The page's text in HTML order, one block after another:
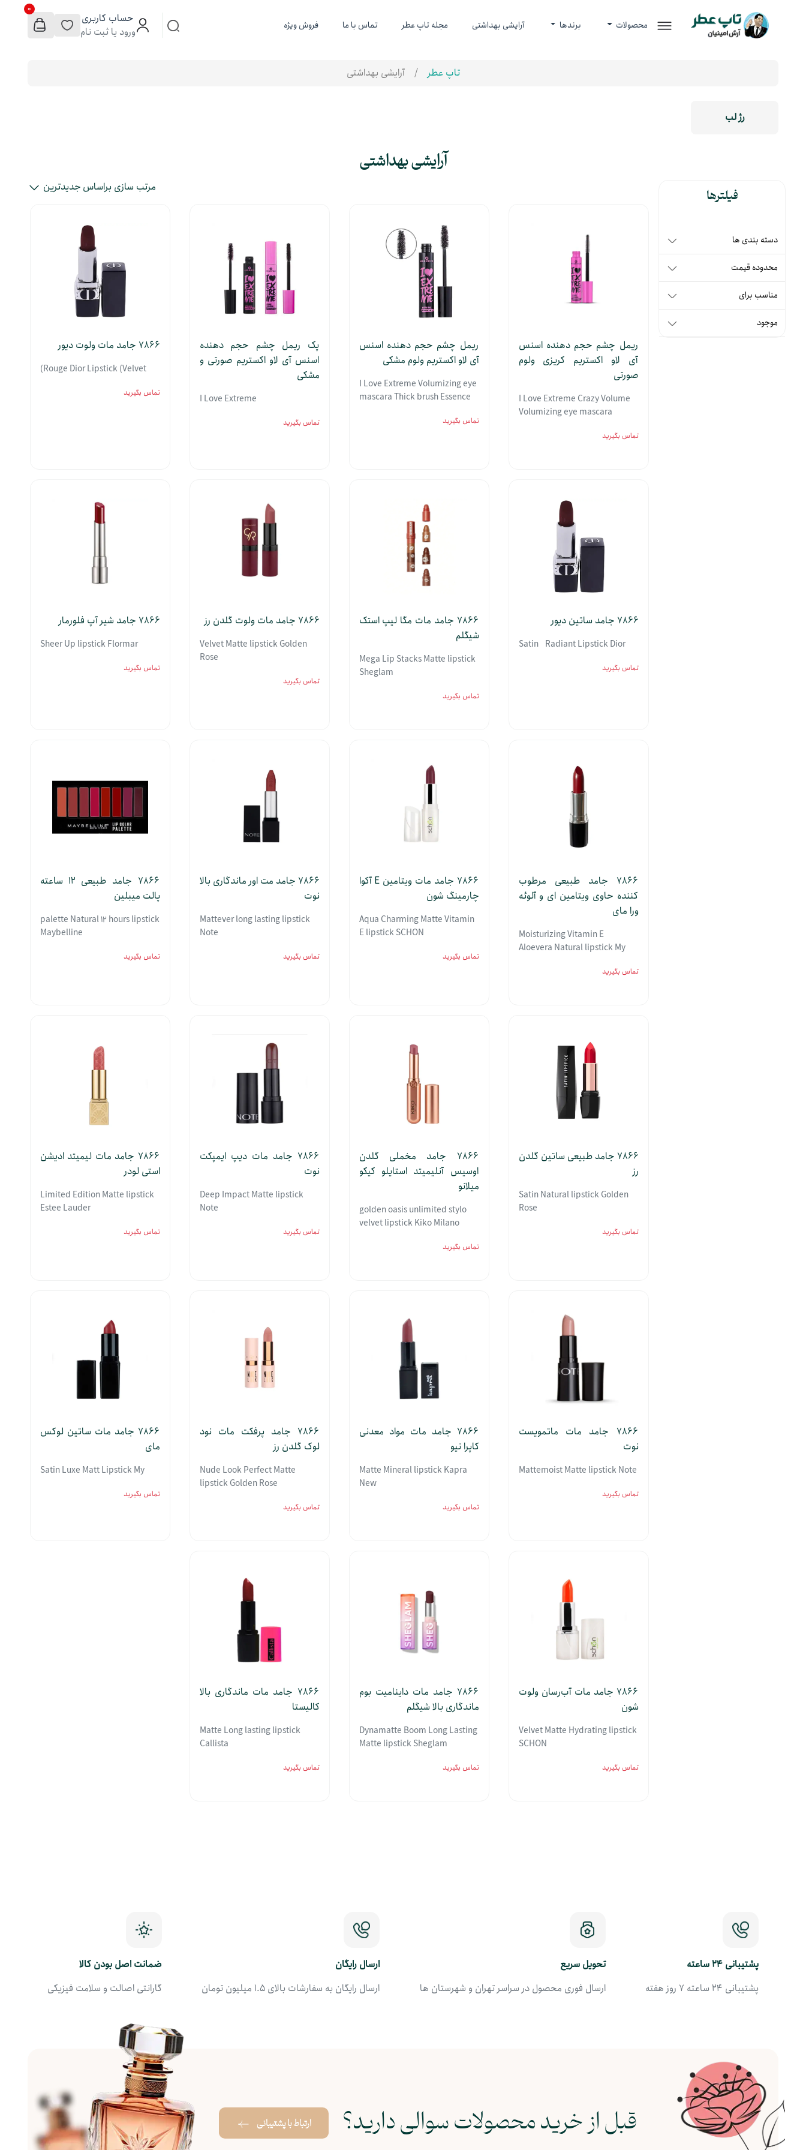
محصولات برندها آرایشی بهداشتی مجله تاپ عطر تماس با ما فروش ویژه
حساب کاربری
ورود یا ثبت نام
0
تاپ عطر آرایشی بهداشتی
رژ لب
آرایشی بهداشتی
فیلترها
دسته بندی ها
محدوده قیمت
مناسب برای
موجود
مرتب سازی براساس جدیدترین
ریمل چشم حجم دهنده اسنس
آی لاو اکستریم کریزی ولوم
صورتی
I Love Extreme Crazy Volume
Volumizing eye mascara
تماس بگیرید
ریمل چشم حجم دهنده اسنس
آی لاو اکستریم ولوم مشکی
I Love Extreme Volumizing eye
mascara Thick brush Essence
تماس بگیرید
پک ریمل چشم حجم دهنده
اسنس آی لاو اکستریم صورتی و
مشکی
I Love Extreme
تماس بگیرید
7866 جامد مات ولوت دیور
Rouge Dior Lipstick (Velvet)
تماس بگیرید
7866 جامد ساتین دیور
Satiné Radiant Lipstick Dior
تماس بگیرید
7866 جامد مات مگا لیپ استک
شیگلم
Mega Lip Stacks Matte lipstick
Sheglam
تماس بگیرید
7866 جامد مات ولوت گلدن رز
Velvet Matte lipstick Golden
Rose
تماس بگیرید
7866 جامد شیر آپ فلورمار
Sheer Up lipstick Flormar
تماس بگیرید
7866 جامد طبیعی مرطوب
کننده حاوی ویتامین ای و آلوئه
ورا مای
Moisturizing Vitamin E
Aloevera Natural lipstick My
تماس بگیرید
7866 جامد مات ویتامین E آکوا
چارمینگ شون
Aqua Charming Matte Vitamin
E lipstick SCHON
تماس بگیرید
7866 جامد مت اور ماندگاری بالا
نوت
Mattever long lasting lipstick
Note
تماس بگیرید
7866 جامد طبیعی 12 ساعته
پالت میبلین
palette Natural 12 hours lipstick
Maybelline
تماس بگیرید
7866 جامد طبیعی ساتین گلدن
رز
Satin Natural lipstick Golden
Rose
تماس بگیرید
7866 جامد مخملی گلدن
اوسیس آنلیمیتد استایلو کیکو
میلانو
golden oasis unlimited stylo
velvet lipstick Kiko Milano
تماس بگیرید
7866 جامد مات دیپ ایمپکت
نوت
Deep Impact Matte lipstick
Note
تماس بگیرید
7866 جامد مات لیمیتد ادیشن
استی لودر
Limited Edition Matte lipstick
Estee Lauder
تماس بگیرید
7866 جامد مات ماتمویست
نوت
Mattemoist Matte lipstick Note
تماس بگیرید
7866 جامد مات مواد معدنی
کاپرا نیو
Matte Mineral lipstick Kapra
New
تماس بگیرید
7866 جامد پرفکت مات نود
لوک گلدن رز
Nude Look Perfect Matte
lipstick Golden Rose
تماس بگیرید
7866 جامد مات ساتین لوکس
مای
Satin Luxe Matt Lipstick My
تماس بگیرید
7866 جامد مات آب‌رسان ولوت
شون
Velvet Matte Hydrating lipstick
SCHON
تماس بگیرید
7866 جامد مات داینامیت بوم
ماندگاری بالا شیگلم
Dynamatte Boom Long Lasting
Matte lipstick Sheglam
تماس بگیرید
7866 جامد مات ماندگاری بالا
کالیستا
Matte Long lasting lipstick
Callista
تماس بگیرید
پشتیبانی 24 ساعته
پشتیبانی 24 ساعته 7 روز هفته
تحویل سریع
ارسال فوری محصول در سراسر تهران و شهرستان ها
ارسال رایگان
ارسال رایگان به سفارشات بالای 1.5 میلیون تومان
ضمانت اصل بودن کالا
گارانتی اصالت و سلامت فیزیکی
قبل از خرید محصولات سوالی دارید؟ ارتباط با پشتیبانی